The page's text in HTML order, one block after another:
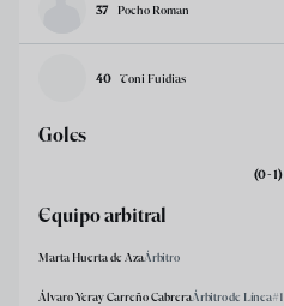
37 Pocho Roman
40 Toni Fuidias
Goles
(0 - 1)
Equipo arbitral
Marta Huerta de AzaÁrbitro
Álvaro Yeray Carreño CabreraÁrbitro de Línea#1